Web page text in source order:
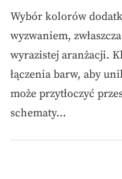
Wybór kolorów
wyzwaniem,
wyrazistej aranżacji.
łączenia barw, aby
może przytłoczyć
schematy…